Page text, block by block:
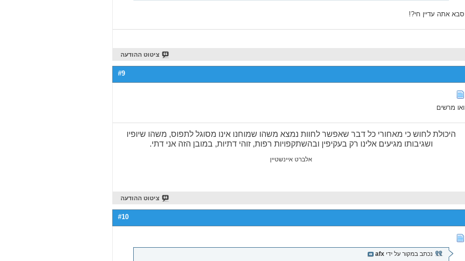
סבא אתה עדיין חי?!
ציטוט ההודעה
#9
ואו מרשים
היכולת לחוש כי מאחורי כל דבר שאפשר לחוות נמצא משהו שמוחנו אינו מסוגל לתפוס, משהו שיופיו
ושגיבותו מגיעים אלינו רק בעקיפין ובהשתקפויות רפות, זוהי דתיות, במובן הזה אני דתי.
אלברט איינשטיין
ציטוט ההודעה
#10
נכתב במקור על ידי afx